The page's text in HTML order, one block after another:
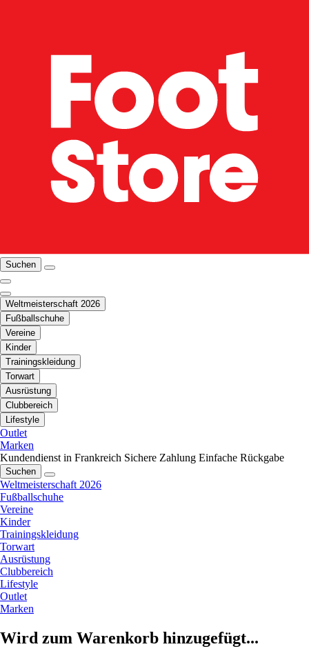
Suchen
Weltmeisterschaft 2026
Fußballschuhe
Vereine
Kinder
Trainingskleidung
Torwart
Ausrüstung
Clubbereich
Lifestyle
Outlet
Marken
Kundendienst in Frankreich Sichere Zahlung Einfache Rückgabe
Suchen
Weltmeisterschaft 2026
Fußballschuhe
Vereine
Kinder
Trainingskleidung
Torwart
Ausrüstung
Clubbereich
Lifestyle
Outlet
Marken
Wird zum Warenkorb hinzugefügt...